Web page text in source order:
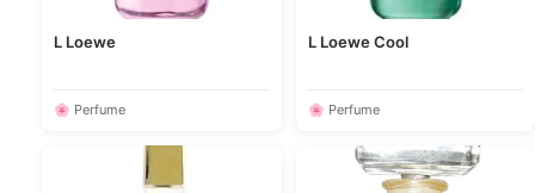
L Loewe
🌸 Perfume
L Loewe Cool
🌸 Perfume